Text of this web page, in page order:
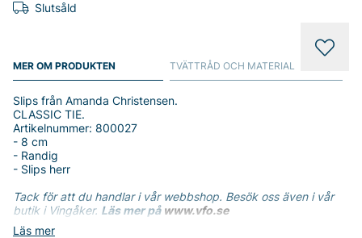
Slutsåld
MER OM PRODUKTEN
Läs mer
Slips från Amanda Christensen.
CLASSIC TIE.
Artikelnummer: 800027
- 8 cm
- Randig
- Slips herr
Tack för att du handlar i vår webbshop. Besök oss även i vår
butik i Vingåker. Läs mer på www.vfo.se
TVÄTTRÅD OCH MATERIAL